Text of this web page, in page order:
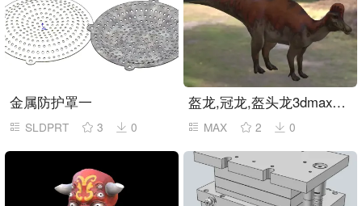
金属防护罩一
SLDPRT 3 0
盔龙,冠龙,盔头龙3dmax模型
MAX 2 0